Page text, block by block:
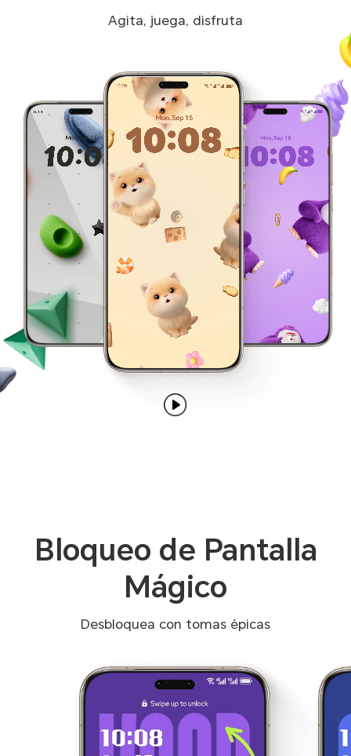
Agita, juega, disfruta
Bloqueo de Pantalla
Mágico
Desbloquea con tomas épicas